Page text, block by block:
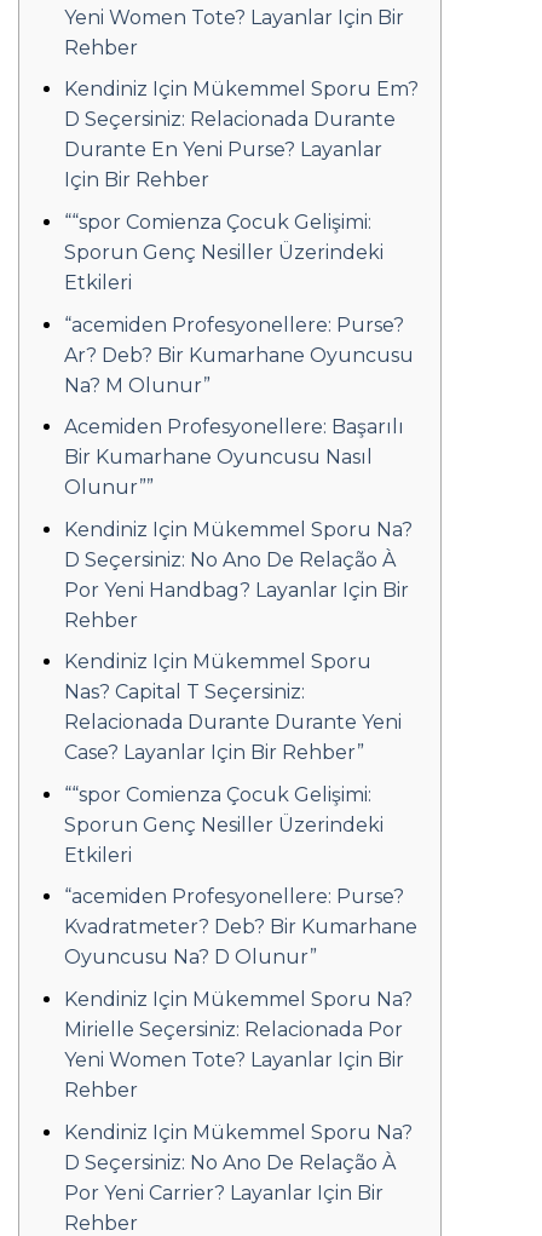
Yeni Women Tote? Layanlar Için Bir
Rehber
Kendiniz Için Mükemmel Sporu Em?
D Seçersiniz: Relacionada Durante
Durante En Yeni Purse? Layanlar
Için Bir Rehber
““spor Comienza Çocuk Gelişimi:
Sporun Genç Nesiller Üzerindeki
Etkileri
“acemiden Profesyonellere: Purse?
Ar? Deb? Bir Kumarhane Oyuncusu
Na? M Olunur”
Acemiden Profesyonellere: Başarılı
Bir Kumarhane Oyuncusu Nasıl
Olunur””
Kendiniz Için Mükemmel Sporu Na?
D Seçersiniz: No Ano De Relação À
Por Yeni Handbag? Layanlar Için Bir
Rehber
Kendiniz Için Mükemmel Sporu
Nas? Capital T Seçersiniz:
Relacionada Durante Durante Yeni
Case? Layanlar Için Bir Rehber”
““spor Comienza Çocuk Gelişimi:
Sporun Genç Nesiller Üzerindeki
Etkileri
“acemiden Profesyonellere: Purse?
Kvadratmeter? Deb? Bir Kumarhane
Oyuncusu Na? D Olunur”
Kendiniz Için Mükemmel Sporu Na?
Mirielle Seçersiniz: Relacionada Por
Yeni Women Tote? Layanlar Için Bir
Rehber
Kendiniz Için Mükemmel Sporu Na?
D Seçersiniz: No Ano De Relação À
Por Yeni Carrier? Layanlar Için Bir
Rehber